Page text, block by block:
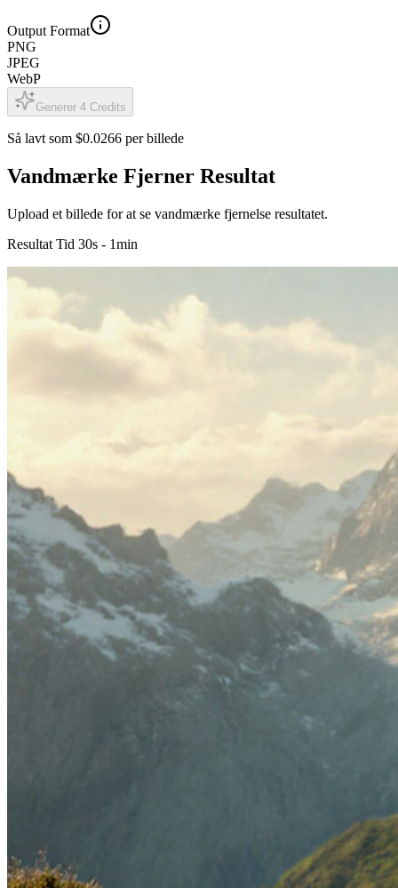
Output Format
PNG
JPEG
WebP
Generer 4 Credits
Så lavt som $0.0266 per billede
Vandmærke Fjerner Resultat
Upload et billede for at se vandmærke fjernelse resultatet.
Resultat Tid 30s - 1min